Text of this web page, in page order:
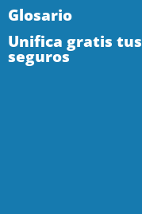
Glosario
Unifica gratis tus
seguros